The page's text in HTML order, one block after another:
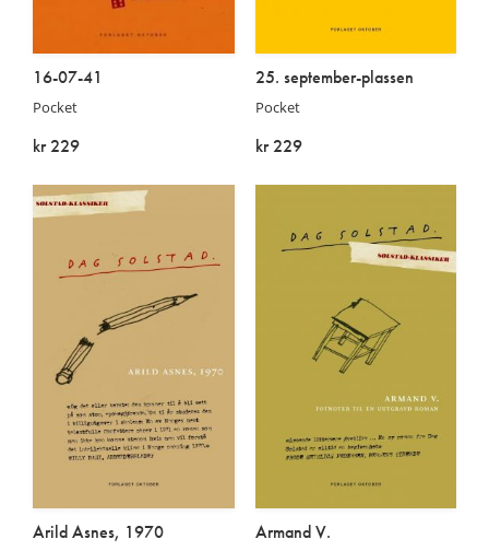
16-07-41
Pocket
kr 229
25. september-plassen
Pocket
kr 229
Arild Asnes, 1970 Armand V.